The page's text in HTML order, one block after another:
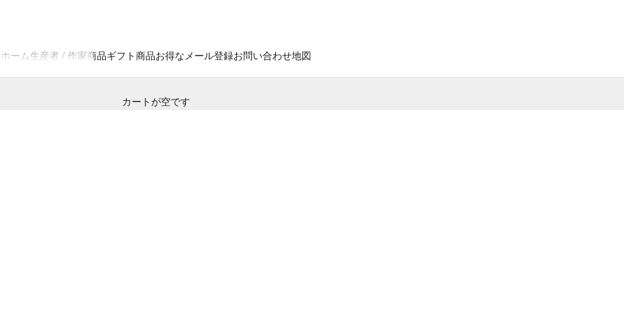
ホーム生産者 / 作家商品ギフト商品お得なメール登録お問い合わせ地図
カートが空です
品 / PRODUCTS